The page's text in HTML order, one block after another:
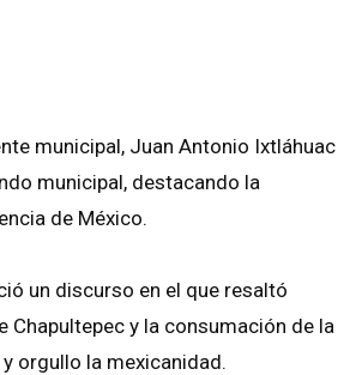
municipal, Juan Antonio Ixtláhuac
municipal, destacando la
de México.
un discurso en el que resaltó
y la consumación de la
orgullo la mexicanidad.